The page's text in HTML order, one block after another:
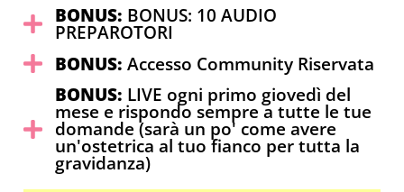
BONUS: BONUS: 10 AUDIO
PREPAROTORI
BONUS: Accesso Community Riservata
BONUS: LIVE ogni primo giovedì del
mese e rispondo sempre a tutte le tue
domande (sarà un po' come avere
un'ostetrica al tuo fianco per tutta la
gravidanza)